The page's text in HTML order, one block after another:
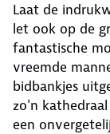
Laat de
let ook op de
fantastische
vreemde
bidbankjes
zo'n
een